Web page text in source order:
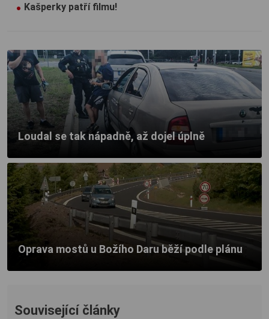
Kašperky patří filmu!
Loudal se tak nápadně, až dojel úplně
Oprava mostů u Božího Daru běží podle plánu
Související články